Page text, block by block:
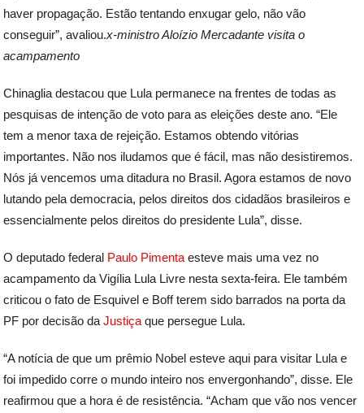
haver propagação. Estão tentando enxugar gelo, não vão
conseguir”, avaliou.x-ministro Aloízio Mercadante visita o
acampamento
Chinaglia destacou que Lula permanece na frentes de todas as
pesquisas de intenção de voto para as eleições deste ano. “Ele
tem a menor taxa de rejeição. Estamos obtendo vitórias
importantes. Não nos iludamos que é fácil, mas não desistiremos.
Nós já vencemos uma ditadura no Brasil. Agora estamos de novo
lutando pela democracia, pelos direitos dos cidadãos brasileiros e
essencialmente pelos direitos do presidente Lula”, disse.
O deputado federal Paulo Pimenta esteve mais uma vez no
acampamento da Vigília Lula Livre nesta sexta-feira. Ele também
criticou o fato de Esquivel e Boff terem sido barrados na porta da
PF por decisão daJustiça que persegue Lula.
“A notícia de que um prêmio Nobel esteve aqui para visitar Lula e
foi impedido corre o mundo inteiro nos envergonhando”, disse. Ele
reafirmou que a hora é de resistência. “Acham que vão nos vencer